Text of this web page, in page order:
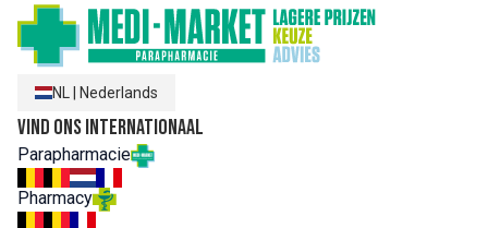
ROSMARINUS OFFICINALIS (ROSEMARY) LEAF OIL,
CITRONELLOL, GERANIOL, SODIUM PHYTATE, LINALOOL,
LAVANDULA HYBRIDA OIL, MELISSA OFFICINALIS LEAF
NL Nederlands
Vind ons internationaal
Parapharmacie
Pharmacy